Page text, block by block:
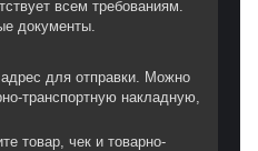
всем требованиям.
документы.
для отправки. Можно
транспортную накладную,
товар, чек и товарно-